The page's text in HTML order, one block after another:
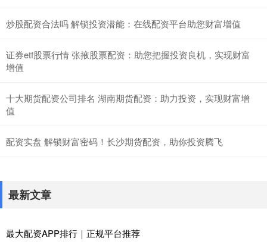
炒股配资合法吗 解锁投资潜能：在线配资平台助您财富增值
证券etf股票行情 张掖股票配资：助您把握投资良机，实现财富
增值
十大期货配资公司排名 湖南期货配资：助力投资，实现财富增
值
配资实盘 解锁财富密码！长沙期货配资，助你投资腾飞
最新文章
最大配资APP排行｜正规平台推荐